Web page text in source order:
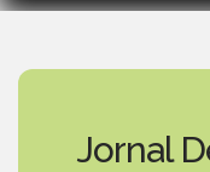
Jornal